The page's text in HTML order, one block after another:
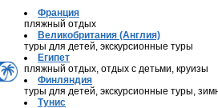
Франция
пляжный отдых
Великобритания (Англия)
туры для детей, экскурсионные туры
Египет
пляжный отдых, отдых с детьми, круизы
Финляндия
туры для детей, экскурсионные туры,
Тунис